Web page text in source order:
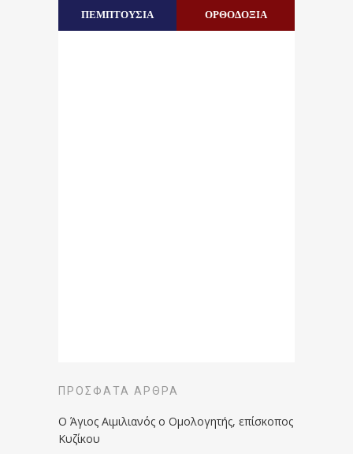
ΠΕΜΠΤΟΥΣΙΑ ΟΡΘΟΔΟΞΙΑ
ΠΡΌΣΦΑΤΑ ΆΡΘΡΑ
Ο Άγιος Αιμιλιανός ο Ομολογητής, επίσκοπος
Κυζίκου